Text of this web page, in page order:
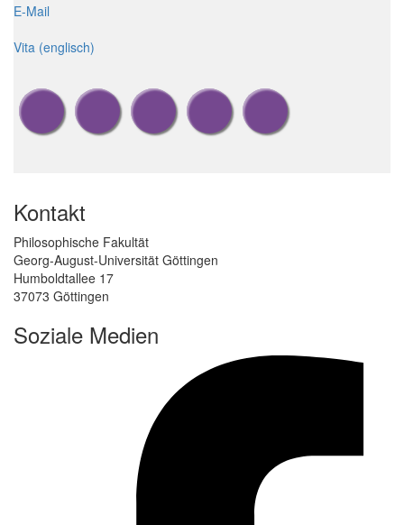
E-Mail
Vita (englisch)
Kontakt
Philosophische Fakultät
Georg-August-Universität Göttingen
Humboldtallee 17
37073 Göttingen
Soziale Medien